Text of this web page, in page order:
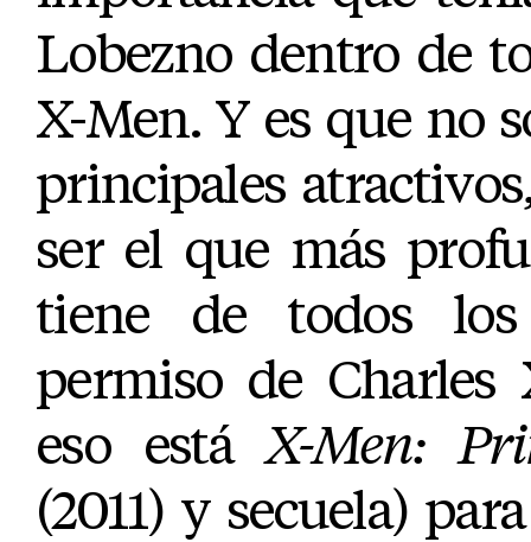
Lobezno dentro de
X-Men. Y es que no
principales
ser el que más
tiene de todos
permiso de Charles
eso estáX-Men:
(2011) y secuela)